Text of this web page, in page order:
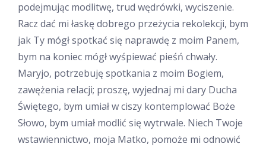
podejmując modlitwę, trud wędrówki, wyciszenie.
Racz dać mi łaskę dobrego przeżycia rekolekcji, bym
jak Ty mógł spotkać się naprawdę z moim Pa­nem,
bym na koniec mógł wyśpiewać pieśń chwały.
Maryjo, potrzebuję spotkania z moim Bogiem,
zawężenia relacji; proszę, wyjednaj mi dary Ducha
Świętego, bym umiał w ciszy kontemplować Boże
Słowo, bym umiał modlić się wytrwale. Niech Twoje
wstawiennictwo, moja Matko, pomoże mi odnowić